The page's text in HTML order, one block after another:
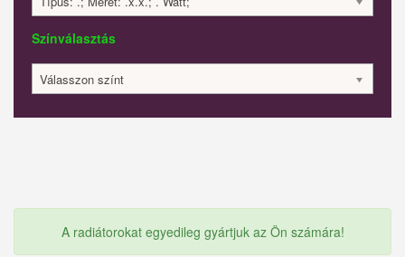
Színválasztás
Válasszon színt
A radiátorokat egyedileg gyártjuk az Ön számára!